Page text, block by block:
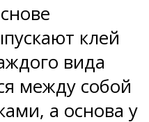
клей
вида
между собой
а основа у